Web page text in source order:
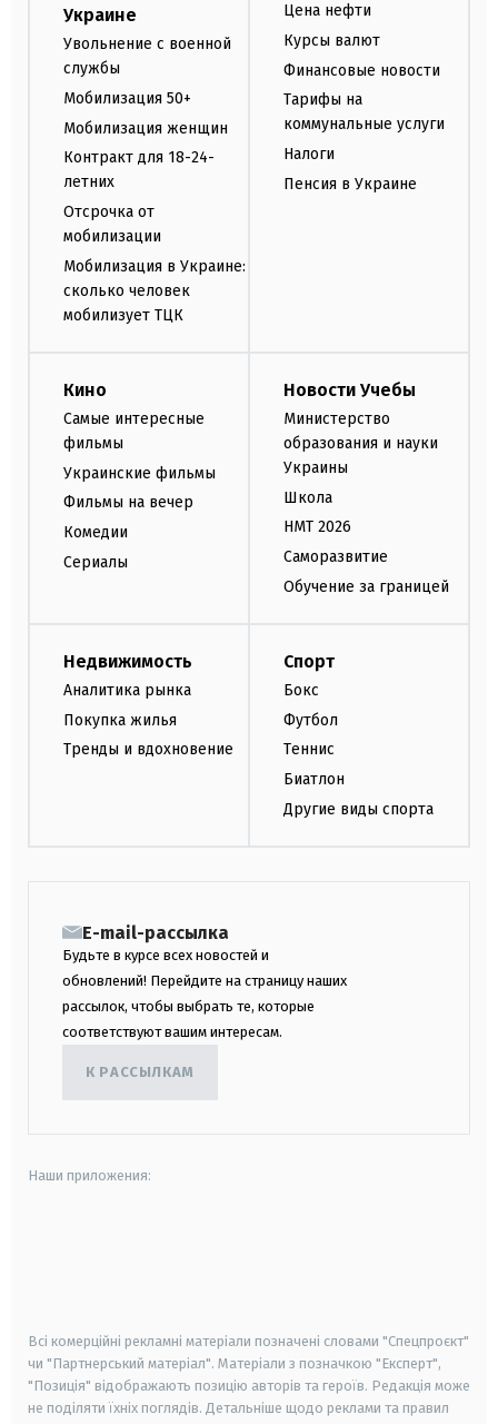
Украине
Увольнение с военной
службы
Мобилизация 50+
Мобилизация женщин
Контракт для 18-24-
летних
Отсрочка от
мобилизации
Мобилизация в Украине:
сколько человек
мобилизует ТЦК
Цена нефти
Курсы валют
Финансовые новости
Тарифы на
коммунальные услуги
Налоги
Пенсия в Украине
Кино
Самые интересные
фильмы
Украинские фильмы
Фильмы на вечер
Комедии
Сериалы
Новости Учебы
Министерство
образования и науки
Украины
Школа
НМТ 2026
Саморазвитие
Обучение за границей
Недвижимость
Аналитика рынка
Покупка жилья
Тренды и вдохновение
Спорт
Бокс
Футбол
Теннис
Биатлон
Другие виды спорта
E-mail-рассылка
Будьте в курсе всех новостей и
обновлений! Перейдите на страницу наших
рассылок, чтобы выбрать те, которые
соответствуют вашим интересам.
К РАССЫЛКАМ
Наши приложения:
Всі комерційні рекламні матеріали позначені словами "Спецпроєкт"
чи "Партнерський матеріал". Матеріали з позначкою "Експерт",
"Позиція" відображають позицію авторів та героїв. Редакція може
не поділяти їхніх поглядів. Детальніше щодо реклами та правил